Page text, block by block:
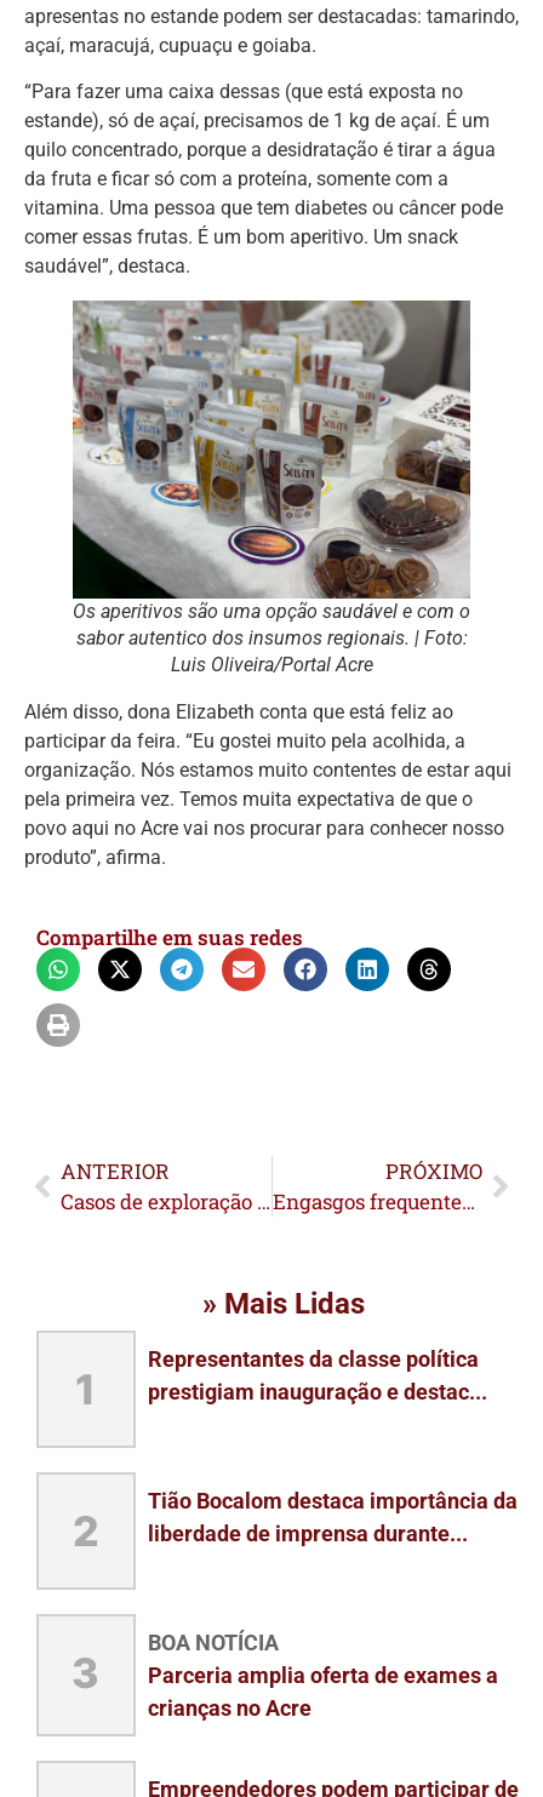
apresentas no estande podem ser destacadas: tamarindo,
açaí, maracujá, cupuaçu e goiaba.
“Para fazer uma caixa dessas (que está exposta no
estande), só de açaí, precisamos de 1 kg de açaí. É um
quilo concentrado, porque a desidratação é tirar a água
da fruta e ficar só com a proteína, somente com a
vitamina. Uma pessoa que tem diabetes ou câncer pode
comer essas frutas. É um bom aperitivo. Um snack
saudável”, destaca.
Os aperitivos são uma opção saudável e com o
sabor autentico dos insumos regionais. | Foto:
Luis Oliveira/Portal Acre
Além disso, dona Elizabeth conta que está feliz ao
participar da feira. “Eu gostei muito pela acolhida, a
organização. Nós estamos muito contentes de estar aqui
pela primeira vez. Temos muita expectativa de que o
povo aqui no Acre vai nos procurar para conhecer nosso
produto”, afirma.
Compartilhe em suas redes
ANTERIOR
Casos de exploração sexual infantil no Acre aumentaram 35,9% em 2024
PRÓXIMO
Engasgos frequentes, é normal? Fonoaudióloga do Portal Acre responde
» Mais Lidas
1
Representantes da classe política
prestigiam inauguração e destac...
2
Tião Bocalom destaca importância da
liberdade de imprensa durante...
3
BOA NOTÍCIA
Parceria amplia oferta de exames a
crianças no Acre
Empreendedores podem participar de